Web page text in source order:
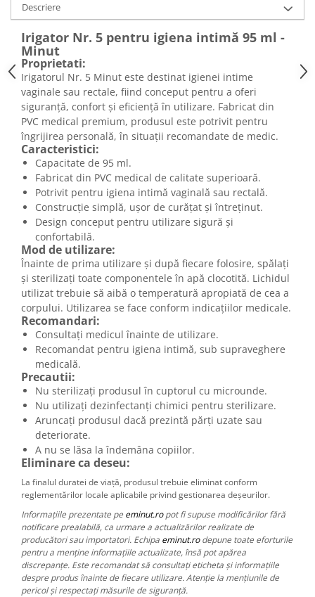
Descriere
Irigator Nr. 5 pentru igiena intimă 95 ml -
Minut
Proprietati:
Irigatorul Nr. 5 Minut este destinat igienei intime
vaginale sau rectale, fiind conceput pentru a oferi
siguranță, confort și eficiență în utilizare. Fabricat din
PVC medical premium, produsul este potrivit pentru
îngrijirea personală, în situații recomandate de medic.
Caracteristici:
Capacitate de 95 ml.
Fabricat din PVC medical de calitate superioară.
Potrivit pentru igiena intimă vaginală sau rectală.
Construcție simplă, ușor de curățat și întreținut.
Design conceput pentru utilizare sigură și
confortabilă.
Mod de utilizare:
Înainte de prima utilizare și după fiecare folosire, spălați
și sterilizați toate componentele în apă clocotită. Lichidul
utilizat trebuie să aibă o temperatură apropiată de cea a
corpului. Utilizarea se face conform indicațiilor medicale.
Recomandari:
Consultați medicul înainte de utilizare.
Recomandat pentru igiena intimă, sub supraveghere
medicală.
Precautii:
Nu sterilizați produsul în cuptorul cu microunde.
Nu utilizați dezinfectanți chimici pentru sterilizare.
Aruncați produsul dacă prezintă părți uzate sau
deteriorate.
A nu se lăsa la îndemâna copiilor.
Eliminare ca deseu:
La finalul duratei de viață, produsul trebuie eliminat conform
reglementărilor locale aplicabile privind gestionarea deșeurilor.
Informațiile prezentate pe eminut.ropot fi supuse modificărilor fără
notificare prealabilă, ca urmare a actualizărilor realizate de
producători sau importatori. Echipa eminut.rodepune toate eforturile
pentru a menține informațiile actualizate, însă pot apărea
discrepanțe. Este recomandat să consultați eticheta și informațiile
despre produs înainte de fiecare utilizare. Atenție la mențiunile de
pericol și respectați măsurile de siguranță.